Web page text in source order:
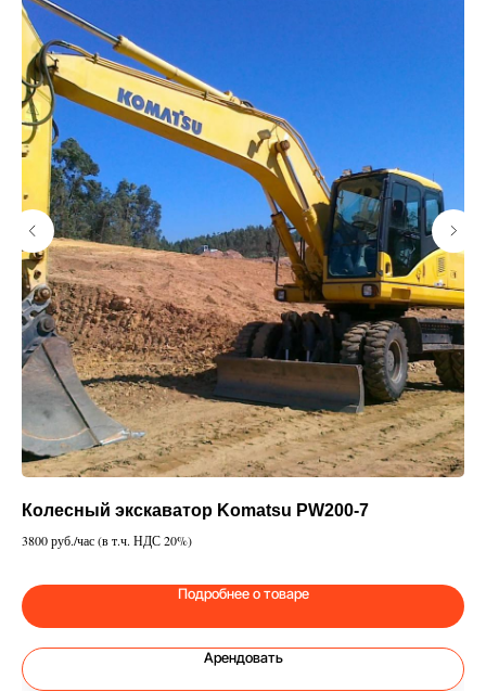
Колесный экскаватор Komatsu PW200-7
3800 руб./час (в т.ч. НДС 20%)
Подробнее о товаре
Арендовать